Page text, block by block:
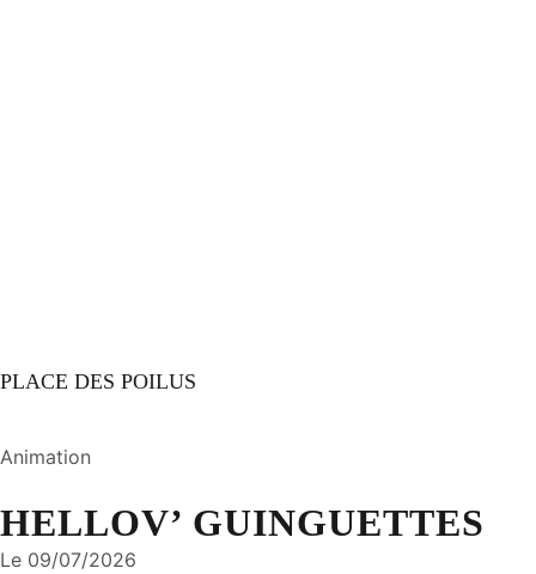
PLACE DES POILUS
Animation
HELLOV’ GUINGUETTES
Le 09/07/2026